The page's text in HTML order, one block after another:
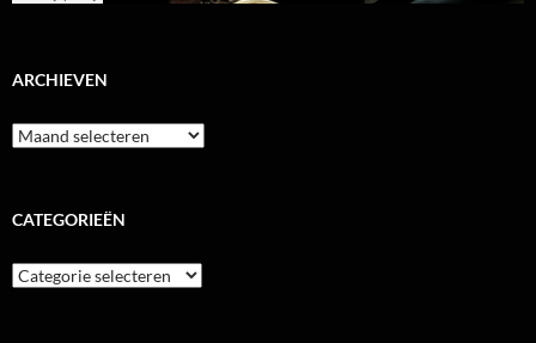
ARCHIEVEN
Archieven
CATEGORIEËN
Categorieën